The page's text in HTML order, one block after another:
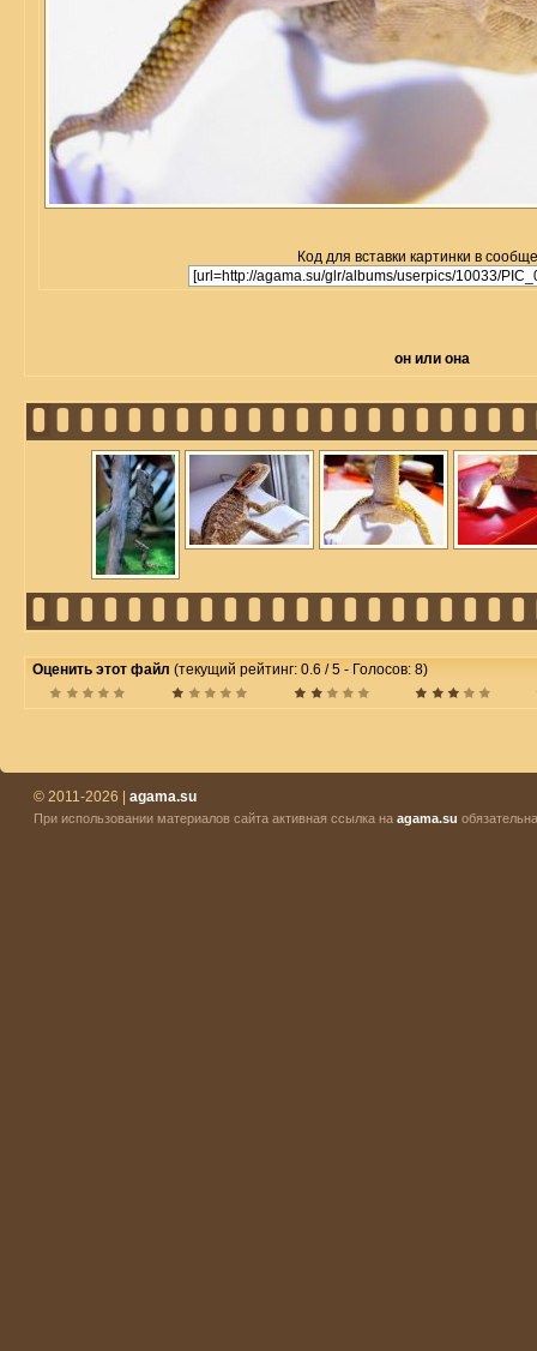
Код для вставки картинки в
он или она
Оценить этот файл (текущий рейтинг: 0.6 / 5 - Голосов: 8)
© 2011-2026 | agama.su
При использовании материалов сайта активная ссылка на agama.su